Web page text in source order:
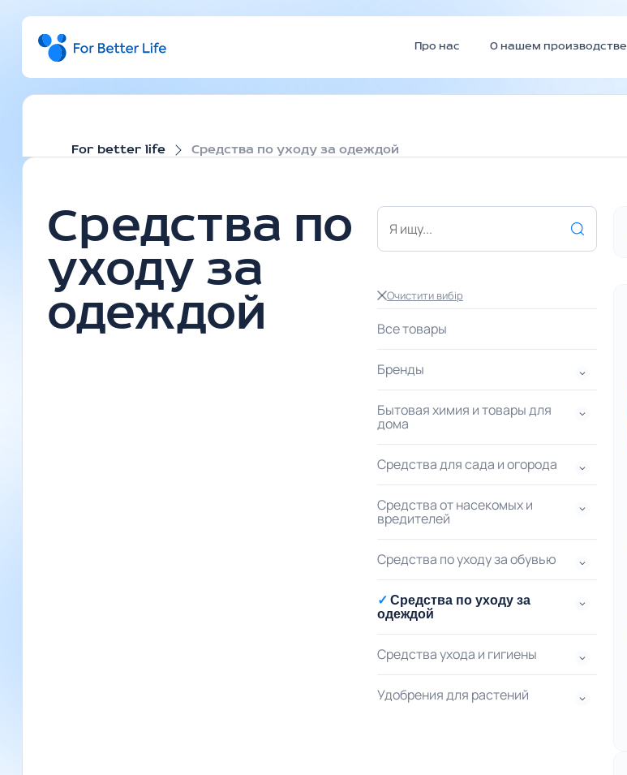
Про нас О нашем производстве
For better life Средства по уходу за одеждой
Средства по
уходу за
одеждой
Очистити вибір
Все товары
Бренды
Бытовая химия и товары для
дома
Средства для сада и огорода
Средства от насекомых и
вредителей
Средства по уходу за обувью
Средства по уходу за
одеждой
Средства ухода и гигиены
Удобрения для растений